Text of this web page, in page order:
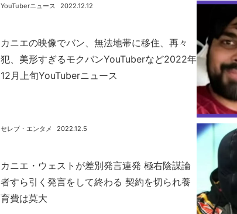
カニエの映像でバン、無法地帯に移住、再々
犯、美形すぎるモクバンYouTuberなど2022年
12月上旬YouTuberニュース
2022.12.12
YouTuberニュース
カニエ・ウェストが差別発言連発 極右陰謀論
者すら引く発言をして終わる 契約を切られ養
育費は莫大
2022.12.5
セレブ・エンタメ